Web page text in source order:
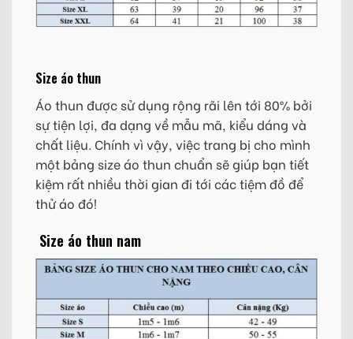
Size áo thun
Áo thun được sử dụng rộng rãi lên tới 80% bởi
sự tiện lợi, đa dạng về mẫu mã, kiểu dáng và
chất liệu. Chính vì vậy, việc trang bị cho mình
một bảng size áo thun chuẩn sẽ giúp bạn tiết
kiệm rất nhiều thời gian đi tới các tiệm đồ để
thử áo đó!
Size áo thun nam